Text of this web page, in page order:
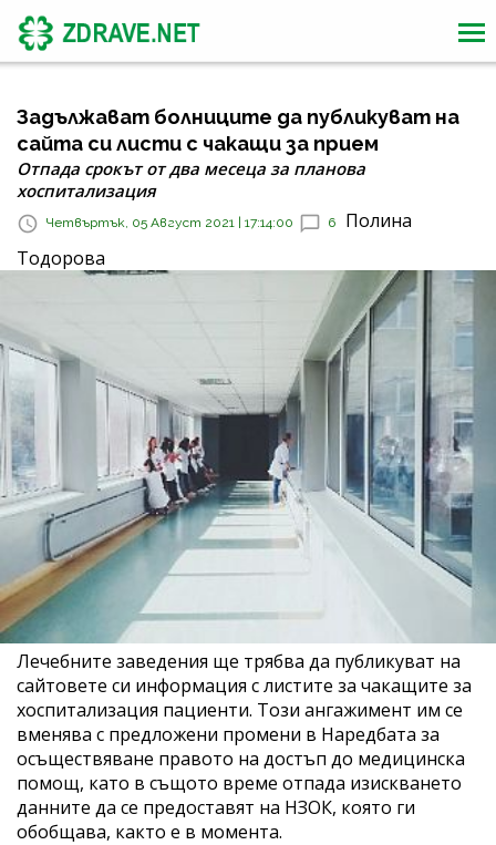
Задължават болниците да публикуват на
сайта си листи с чакащи за прием
Отпада срокът от два месеца за планова
хоспитализация
Четвъртък, 05 Август 2021 | 17:14:00 6
Полина
Тодорова
Лечебните заведения ще трябва да публикуват на
сайтовете си информация с листите за чакащите за
хоспитализация пациенти. Този ангажимент им се
вменява с предложени промени в Наредбата за
осъществяване правото на достъп до медицинска
помощ, като в същото време отпада изискването
данните да се предоставят на НЗОК, която ги
обобщава, както е в момента.